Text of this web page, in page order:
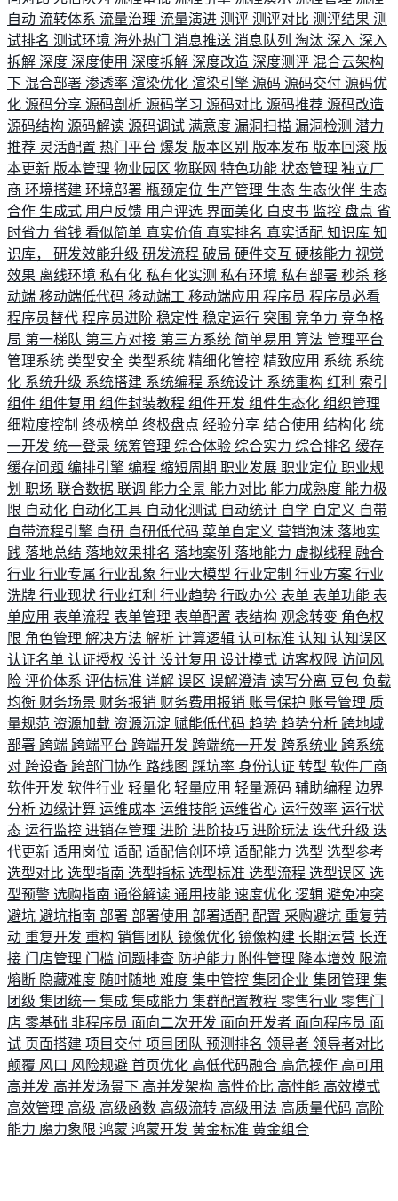
自动 流转体系 流量治理 流量演进 测评 测评对比 测评结果 测
试排名 测试环境 海外热门 消息推送 消息队列 淘汰 深入 深入
拆解 深度 深度使用 深度拆解 深度改造 深度测评 混合云架构
下 混合部署 渗透率 渲染优化 渲染引擎 源码 源码交付 源码优
化 源码分享 源码剖析 源码学习 源码对比 源码推荐 源码改造
源码结构 源码解读 源码调试 满意度 漏洞扫描 漏洞检测 潜力
推荐 灵活配置 热门平台 爆发 版本区别 版本发布 版本回滚 版
本更新 版本管理 物业园区 物联网 特色功能 状态管理 独立厂
商 环境搭建 环境部署 瓶颈定位 生产管理 生态 生态伙伴 生态
合作 生成式 用户反馈 用户评选 界面美化 白皮书 监控 盘点 省
时省力 省钱 看似简单 真实价值 真实排名 真实适配 知识库 知
识库， 研发效能升级 研发流程 破局 硬件交互 硬核能力 视觉
效果 离线环境 私有化 私有化实测 私有环境 私有部署 秒杀 移
动端 移动端低代码 移动端工 移动端应用 程序员 程序员必看
程序员替代 程序员进阶 稳定性 稳定运行 突围 竞争力 竞争格
局 第一梯队 第三方对接 第三方系统 简单易用 算法 管理平台
管理系统 类型安全 类型系统 精细化管控 精致应用 系统 系统
化 系统升级 系统搭建 系统编程 系统设计 系统重构 红利 索引
组件 组件复用 组件封装教程 组件开发 组件生态化 组织管理
细粒度控制 终极榜单 终极盘点 经验分享 结合使用 结构化 统
一开发 统一登录 统筹管理 综合体验 综合实力 综合排名 缓存
缓存问题 编排引擎 编程 缩短周期 职业发展 职业定位 职业规
划 职场 联合数据 联调 能力全景 能力对比 能力成熟度 能力极
限 自动化 自动化工具 自动化测试 自动统计 自学 自定义 自带
自带流程引擎 自研 自研低代码 菜单自定义 营销泡沫 落地实
践 落地总结 落地效果排名 落地案例 落地能力 虚拟线程 融合
行业 行业专属 行业乱象 行业大模型 行业定制 行业方案 行业
洗牌 行业现状 行业红利 行业趋势 行政办公 表单 表单功能 表
单应用 表单流程 表单管理 表单配置 表结构 观念转变 角色权
限 角色管理 解决方法 解析 计算逻辑 认可标准 认知 认知误区
认证名单 认证授权 设计 设计复用 设计模式 访客权限 访问风
险 评价体系 评估标准 详解 误区 误解澄清 读写分离 豆包 负载
均衡 财务场景 财务报销 财务费用报销 账号保护 账号管理 质
量规范 资源加载 资源沉淀 赋能低代码 趋势 趋势分析 跨地域
部署 跨端 跨端平台 跨端开发 跨端统一开发 跨系统业 跨系统
对 跨设备 跨部门协作 路线图 踩坑率 身份认证 转型 软件厂商
软件开发 软件行业 轻量化 轻量应用 轻量源码 辅助编程 边界
分析 边缘计算 运维成本 运维技能 运维省心 运行效率 运行状
态 运行监控 进销存管理 进阶 进阶技巧 进阶玩法 迭代升级 迭
代更新 适用岗位 适配 适配信创环境 适配能力 选型 选型参考
选型对比 选型指南 选型指标 选型标准 选型流程 选型误区 选
型预警 选购指南 通俗解读 通用技能 速度优化 逻辑 避免冲突
避坑 避坑指南 部署 部署使用 部署适配 配置 采购避坑 重复劳
动 重复开发 重构 销售团队 镜像优化 镜像构建 长期运营 长连
接 门店管理 门槛 问题排查 防护能力 附件管理 降本增效 限流
熔断 隐藏难度 随时随地 难度 集中管控 集团企业 集团管理 集
团级 集团统一 集成 集成能力 集群配置教程 零售行业 零售门
店 零基础 非程序员 面向二次开发 面向开发者 面向程序员 面
试 页面搭建 项目交付 项目团队 预测排名 领导者 领导者对比
颠覆 风口 风险规避 首页优化 高低代码融合 高危操作 高可用
高并发 高并发场景下 高并发架构 高性价比 高性能 高效模式
高效管理 高级 高级函数 高级流转 高级用法 高质量代码 高阶
能力 魔力象限 鸿蒙 鸿蒙开发 黄金标准 黄金组合